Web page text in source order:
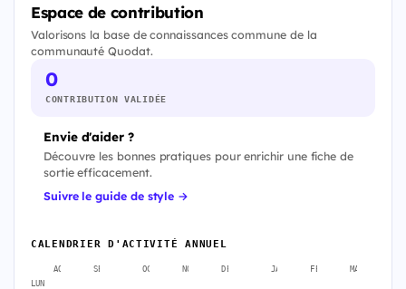
Espace de contribution
Valorisons la base de connaissances commune de la
communauté Quodat.
0
CONTRIBUTION VALIDÉE
Envie d'aider ?
Découvre les bonnes pratiques pour enrichir une fiche de
sortie efficacement.
Suivre le guide de style →
CALENDRIER D'ACTIVITÉ ANNUEL
AOÛT SEPT. OCT. NOV. DÉC. JANV. FÉVR. MARS
LUN